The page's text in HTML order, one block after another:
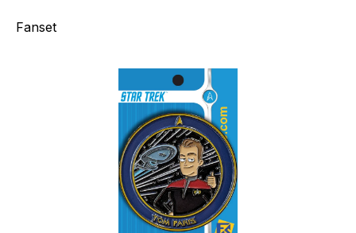
Fanset